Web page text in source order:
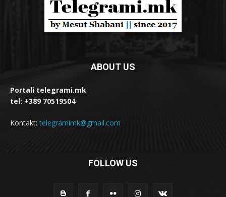
ABOUT US
Portali telegrami.mk
tel: +389 70519504
Kontakt:telegramimk@gmail.com
FOLLOW US